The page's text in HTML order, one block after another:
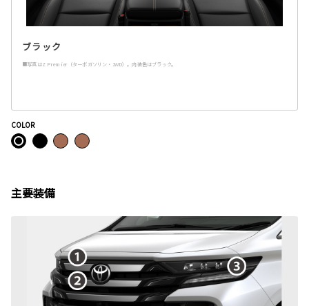
ブラック
■写真はZ Premier（ターボガソリン・2WD）。内装色はブラック。
COLOR
主要装備